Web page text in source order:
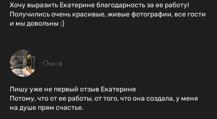
Хочу выразить Екатерине благодарность за ее работу!
Получились очень красивые, живые фотографии, все гости
и мы довольны :)
Олеся
Пишу уже не первый отзыв Екатерине
Потому, что от ее работы, от того, что она создала, у меня
на душе прям счастье.